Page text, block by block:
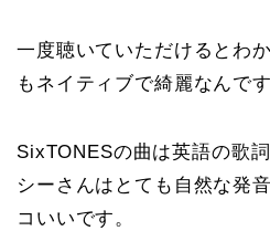
一度聴いていただけるとわ
もネイティブで綺麗なんです
SixTONESの曲は英語の歌
シーさんはとても自然な発
コいいです。